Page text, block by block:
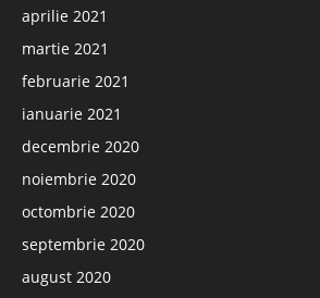
aprilie 2021
martie 2021
februarie 2021
ianuarie 2021
decembrie 2020
noiembrie 2020
octombrie 2020
septembrie 2020
august 2020